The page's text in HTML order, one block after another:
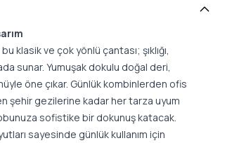
klasik ve çok yönlü çantası; şıklığı,
sunar. Yumuşak dokulu doğal deri,
öne çıkar. Günlük kombinlerden ofis
şehir gezilerine kadar her tarza uyum
sofistike bir dokunuş katacak.
sayesinde günlük kullanım için